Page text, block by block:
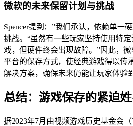
微软的未来保留计划与挑战
Spencer提到：”我们承认，依赖单一
挑战。“虽然有一些玩家坚持使用特
戏，但硬件终会出现故障。”因此，
平台的保存方式，使经典游戏得以传
解决方案，确保未来仍能让玩家体验
总结：游戏保存的紧迫
据2023年7月由视频游戏历史基金会